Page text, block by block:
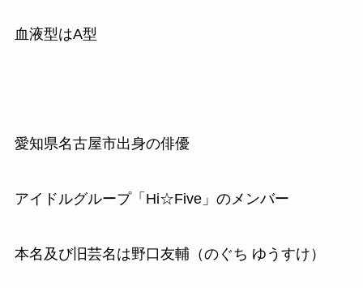
血液型はA型
愛知県名古屋市出身の俳優
アイドルグループ「Hi☆Five」のメンバー
本名及び旧芸名は野口友輔（のぐち ゆうすけ）